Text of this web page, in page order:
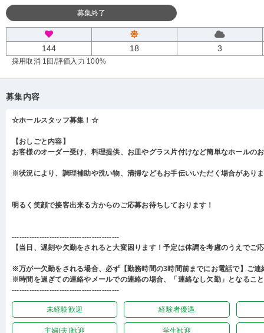
募集終了
144 18 3
採用取消 1回 /評価入力 100%
募集内容
☆ホールスタッフ募集！☆
【おしごと内容】
お客様のオーダー受け、料理提供、お皿やグラス片付けなど簡単なホールの
※状況により、調理補助や洗い物、清掃などもお手伝いいただく場合があり
明るく笑顔で接客出来る方からのご応募お待ちしております！
-------------------------------------------
【当日、遅刻や欠勤をされると大変困ります！予定は体調を考慮のうえでご
※万が一欠勤をされる場合、必ず【勤務時間の3時間前までにお電話で】ご連
※時間を過ぎての連絡やメールでの連絡の場合、「連絡なし欠勤」となるこ
-------------------------------------------
未経験歓迎 経験者優遇
主婦(夫)歓迎 学生歓迎